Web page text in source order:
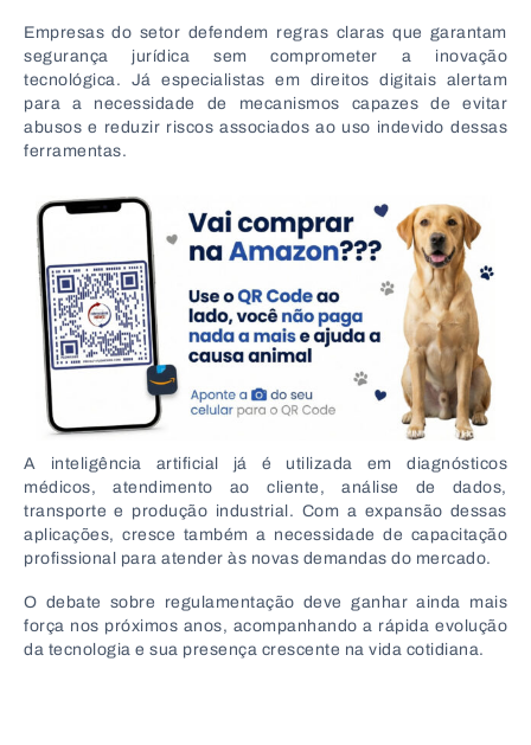
Empresas do setor defendem regras claras que garantam
segurança jurídica sem comprometer a inovação
tecnológica. Já especialistas em direitos digitais alertam
para a necessidade de mecanismos capazes de evitar
abusos e reduzir riscos associados ao uso indevido dessas
ferramentas.
A inteligência artificial já é utilizada em diagnósticos
médicos, atendimento ao cliente, análise de dados,
transporte e produção industrial. Com a expansão dessas
aplicações, cresce também a necessidade de capacitação
profissional para atender às novas demandas do mercado.
O debate sobre regulamentação deve ganhar ainda mais
força nos próximos anos, acompanhando a rápida evolução
da tecnologia e sua presença crescente na vida cotidiana.